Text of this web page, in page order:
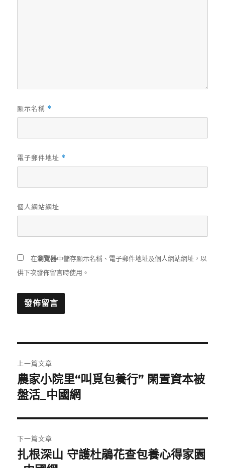
顯示名稱 *
電子郵件地址 *
個人網站網址
在瀏覽器中儲存顯示名稱、電子郵件地址及個人網站網址，以
供下次發佈留言時使用。
章
導
覽
上一篇文章
上
一
文
章:
農家小院里“叫覓包養行” 閑置資本被
盤活_中國網
下一篇文章
下
扎根深山 守護杜鵑花查包養心得家園